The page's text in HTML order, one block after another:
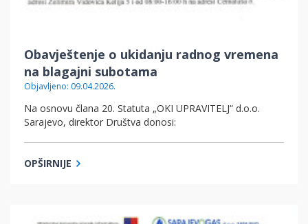
Obavještenje o ukidanju radnog vremena
na blagajni subotama
Objavljeno: 09.04.2026.
Na osnovu člana 20. Statuta „OKI UPRAVITELJ“ d.o.o.
Sarajevo, direktor Društva donosi:
OPŠIRNIJE